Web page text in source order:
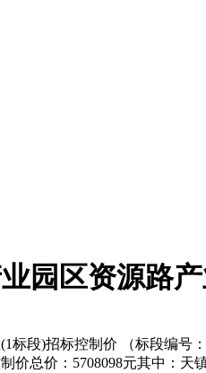
园区资源路
段)招标控制价 （标段编号
价总价：5708098元其中：